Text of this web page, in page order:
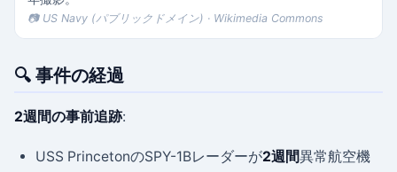
📷 US Navy (パブリックドメイン) · Wikimedia Commons
🔍 事件の経過
2週間の事前追跡:
USS PrincetonのSPY-1Bレーダーが2週間異常航空機